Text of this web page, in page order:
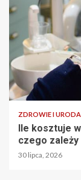
ZDROWIE I URODA
Ile kosztuje
czego
30 lipca, 2026